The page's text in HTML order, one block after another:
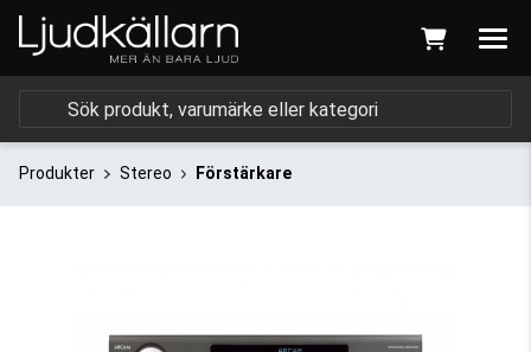
Produkter Stereo Förstärkare